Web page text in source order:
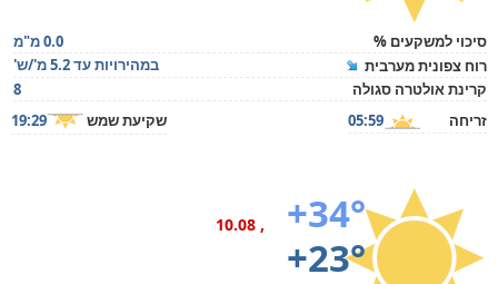
סיכוי למשקעים %
0.0 מ"מ
רוח צפונית מערבית
במהירויות עד 5.2 מ'/ש'
קרינת אולטרה סגולה
8
זריחה
05:59 שקיעת שמש 19:29
+34°
+23°
, 10.08